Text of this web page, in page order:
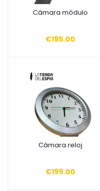
Añadir a la cesta
Cámara módulo
€195.00
Añadir a la cesta
Cámara reloj
€199.00